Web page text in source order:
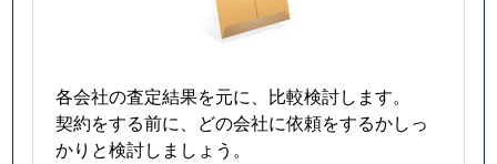
各会社の査定結果を元に、比較検討します。
契約をする前に、どの会社に依頼をするかしっ
かりと検討しましょう。